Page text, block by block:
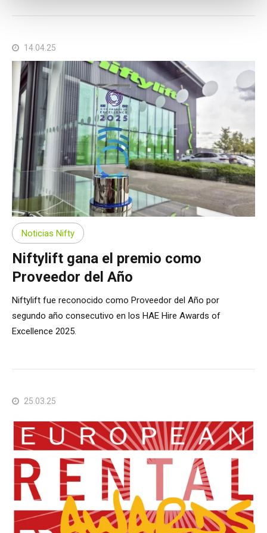
14.04.25
Noticias Nifty
Niftylift gana el premio como
Proveedor del Año
Niftylift fue reconocido como Proveedor del Año por
segundo año consecutivo en los HAE Hire Awards of
Excellence 2025.
25.03.25